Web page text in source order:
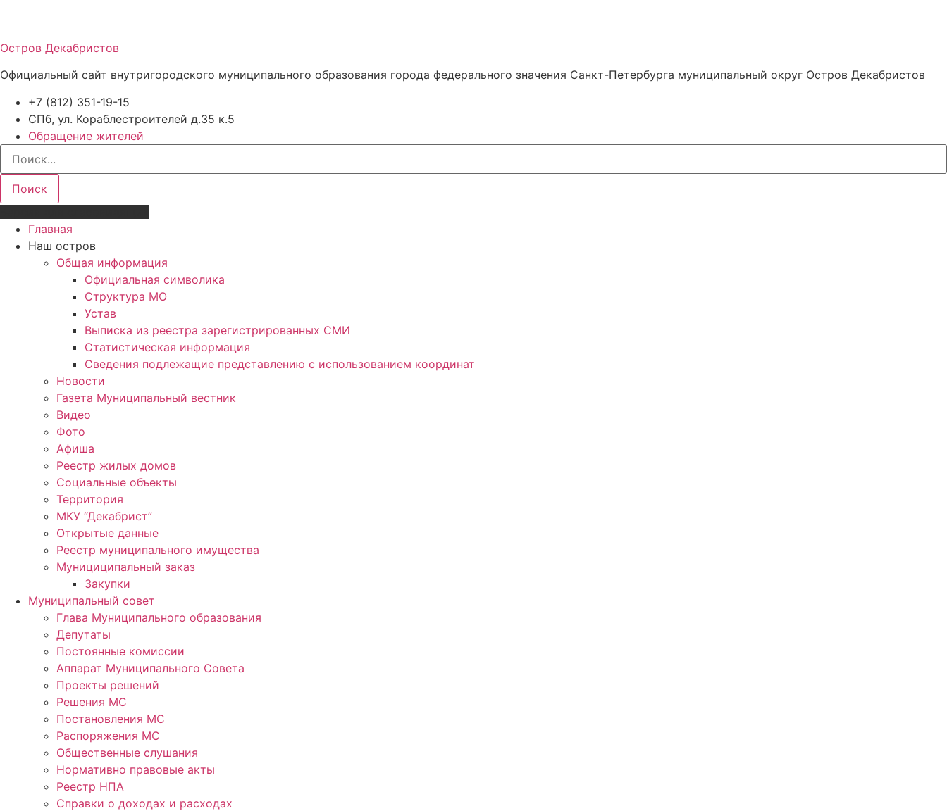
Остров Декабристов
Официальный сайт внутригородского муниципального образования города федерального значения Санкт-Петербурга муниципальный округ Остров Декабристов
+7 (812) 351-19-15
СПб, ул. Кораблестроителей д.35 к.5
Обращение жителей
Поиск
Главная
Наш остров
Общая информация
Официальная символика
Структура МО
Устав
Выписка из реестра зарегистрированных СМИ
Статистическая информация
Сведения подлежащие представлению с использованием координат
Новости
Газета Муниципальный вестник
Видео
Фото
Афиша
Реестр жилых домов
Социальные объекты
Территория
МКУ “Декабрист”
Открытые данные
Реестр муниципального имущества
Мунициципальный заказ
Закупки
Муниципальный совет
Глава Муниципального образования
Депутаты
Постоянные комиссии
Аппарат Муниципального Совета
Проекты решений
Решения МС
Постановления МС
Распоряжения МС
Общественные слушания
Нормативно правовые акты
Реестр НПА
Справки о доходах и расходах